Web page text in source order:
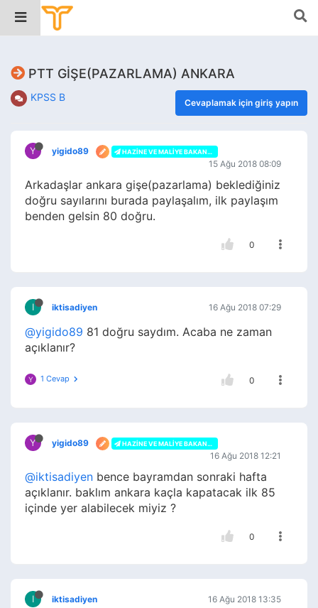
PTT GİŞE(PAZARLAMA) ANKARA
KPSS B Cevaplamak için giriş yapın
Y yigido89 HAZINE VE MALIYE BAKANLIĞI
15 Ağu 2018 08:09
Arkadaşlar ankara gişe(pazarlama) beklediğiniz
doğru sayılarını burada paylaşalım, ilk paylaşım
benden gelsin 80 doğru.
0
I iktisadiyen 16 Ağu 2018 07:29
@yigido89 81 doğru saydım. Acaba ne zaman
açıklanır?
Y 1 Cevap 0
Y yigido89 HAZINE VE MALIYE BAKANLIĞI
16 Ağu 2018 12:21
@iktisadiyen bence bayramdan sonraki hafta
açıklanır. baklım ankara kaçla kapatacak ilk 85
içinde yer alabilecek miyiz ?
0
I iktisadiyen 16 Ağu 2018 13:35